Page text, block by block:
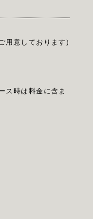
用意しております)
ス時は料金に含ま